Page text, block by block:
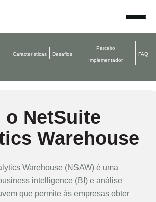
Características Desafios
Parceiro
Implementador
FAQ
o NetSuite
Warehouse
Warehouse (NSAW) é uma
intelligence (BI) e análise
que permite às empresas obter